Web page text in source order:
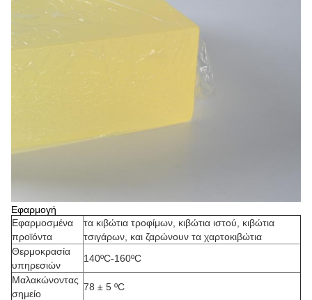
Εφαρμογή
Εφαρμοσμένα
προϊόντα
τα κιβώτια τροφίμων, κιβώτια ιστού, κιβώτια
τσιγάρων, και ζαρώνουν τα χαρτοκιβώτια
Θερμοκρασία
υπηρεσιών
140ºC-160ºC
Μαλακώνοντας
σημείο
78 ± 5 ºC